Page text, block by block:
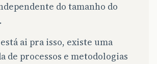
do tamanho do
está ai pra isso, existe uma
de processos e metodologias